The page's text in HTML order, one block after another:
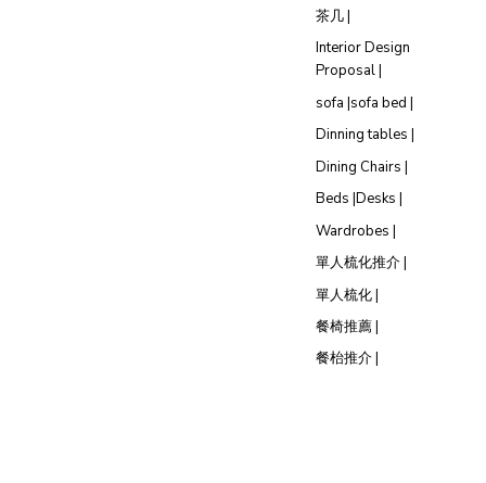
茶几 |
Interior Design
Proposal |
sofa |sofa bed |
Dinning tables |
Dining Chairs |
Beds |Desks |
Wardrobes |
單人梳化推介 |
單人梳化 |
餐椅推薦 |
餐枱推介 |